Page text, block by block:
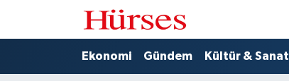
Ekonomi Gündem Kültür & Sanat
Ekonomi
Hava Durumu